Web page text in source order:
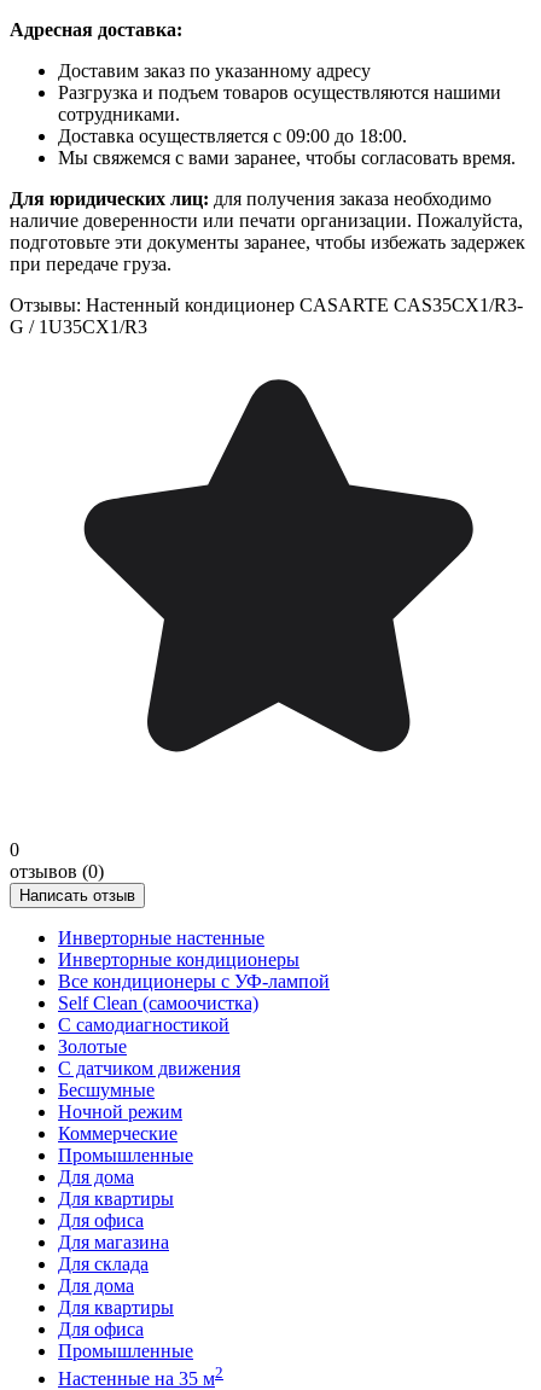
Адресная доставка:
Доставим заказ по указанному адресу
Разгрузка и подъем товаров осуществляются нашими
сотрудниками.
Доставка осуществляется с 09:00 до 18:00.
Мы свяжемся с вами заранее, чтобы согласовать время.
Для юридических лиц: для получения заказа необходимо
наличие доверенности или печати организации. Пожалуйста,
подготовьте эти документы заранее, чтобы избежать задержек
при передаче груза.
Отзывы: Настенный кондиционер CASARTE CAS35CX1/R3-
G / 1U35CX1/R3
0
отзывов (0)
Написать отзыв
Инверторные настенные
Инверторные кондиционеры
Все кондиционеры с УФ-лампой
Self Clean (самоочистка)
С самодиагностикой
Золотые
С датчиком движения
Бесшумные
Ночной режим
Коммерческие
Промышленные
Для дома
Для квартиры
Для офиса
Для магазина
Для склада
Для дома
Для квартиры
Для офиса
Промышленные
Настенные на 35 м2